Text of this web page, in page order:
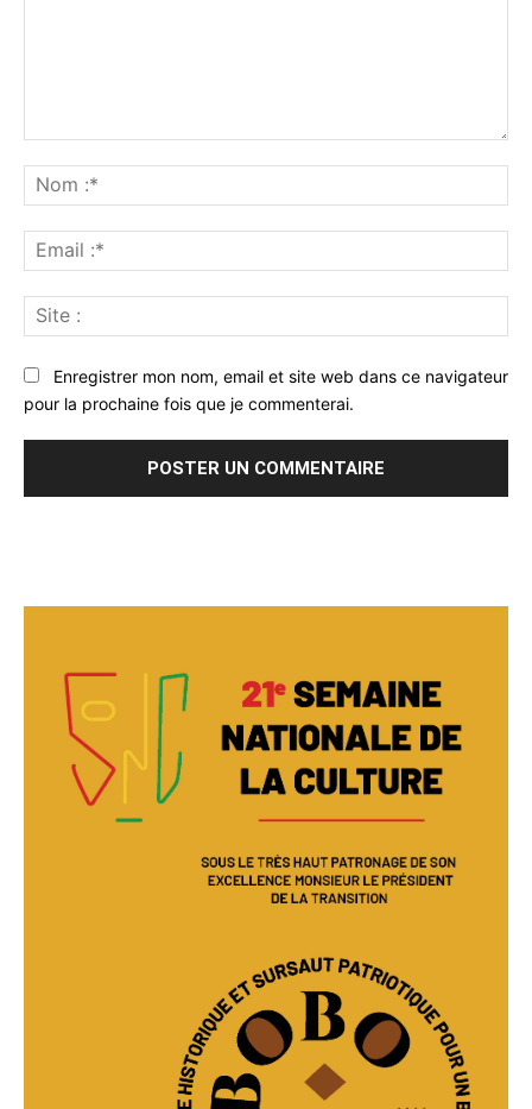
:*
:*
:
Enregistrer mon nom, email et site web dans ce navigateur
pour la prochaine fois que je commenterai.